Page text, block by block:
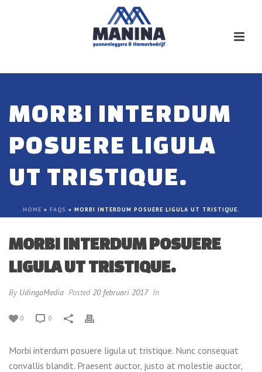
MORBI INTERDUM
POSUERE LIGULA
UT TRISTIQUE.
HOME » FAQS » MORBI INTERDUM POSUERE LIGULA UT TRISTIQUE.
MORBI INTERDUM POSUERE
LIGULA UT TRISTIQUE.
By UdingaMedia Posted20 februari 2017 In
0 0
Morbi interdum posuere ligula ut tristique. Nunc consequat
convallis blandit. Praesent auctor, justo at molestie auctor,